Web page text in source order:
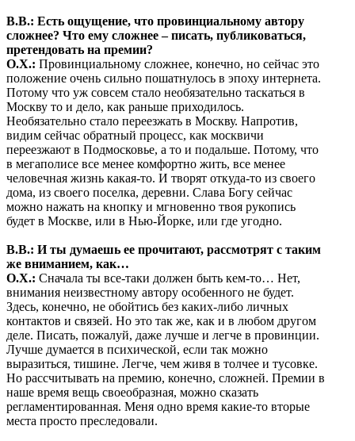
В.В.: Есть ощущение, что провинциальному автору
сложнее? Что ему сложнее – писать, публиковаться,
претендовать на премии?
О.Х.: Провинциальному сложнее, конечно, но сейчас это
положение очень сильно пошатнулось в эпоху интернета.
Потому что уж совсем стало необязательно таскаться в
Москву то и дело, как раньше приходилось.
Необязательно стало переезжать в Москву. Напротив,
видим сейчас обратный процесс, как москвичи
переезжают в Подмосковье, а то и подальше. Потому, что
в мегаполисе все менее комфортно жить, все менее
человечная жизнь какая-то. И творят откуда-то из своего
дома, из своего поселка, деревни. Слава Богу сейчас
можно нажать на кнопку и мгновенно твоя рукопись
будет в Москве, или в Нью-Йорке, или где угодно.
В.В.: И ты думаешь ее прочитают, рассмотрят с таким
же вниманием, как…
О.Х.: Сначала ты все-таки должен быть кем-то… Нет,
внимания неизвестному автору особенного не будет.
Здесь, конечно, не обойтись без каких-либо личных
контактов и связей. Но это так же, как и в любом другом
деле. Писать, пожалуй, даже лучше и легче в провинции.
Лучше думается в психической, если так можно
выразиться, тишине. Легче, чем живя в толчее и тусовке.
Но рассчитывать на премию, конечно, сложней. Премии в
наше время вещь своеобразная, можно сказать
регламентированная. Меня одно время какие-то вторые
места просто преследовали.